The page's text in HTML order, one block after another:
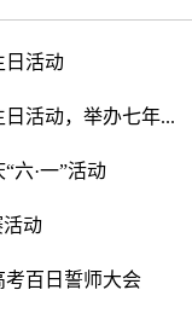
日活动
活动，举办七年...
六·一”活动
活动
考百日誓师大会